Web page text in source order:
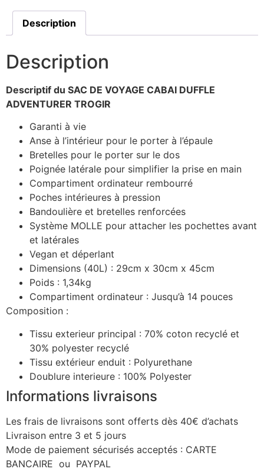
Description
Description
Descriptif du SAC DE VOYAGE CABAI DUFFLE
ADVENTURER TROGIR
Garanti à vie
Anse à l’intérieur pour le porter à l’épaule
Bretelles pour le porter sur le dos
Poignée latérale pour simplifier la prise en main
Compartiment ordinateur rembourré
Poches intérieures à pression
Bandoulière et bretelles renforcées
Système MOLLE pour attacher les pochettes avant
et latérales
Vegan et déperlant
Dimensions (40L) : 29cm x 30cm x 45cm
Poids : 1,34kg
Compartiment ordinateur : Jusqu’à 14 pouces
Composition :
Tissu exterieur principal : 70% coton recyclé et
30% polyester recyclé
Tissu extérieur enduit : Polyurethane
Doublure interieure : 100% Polyester
Informations livraisons
Les frais de livraisons sont offerts dès 40€ d’achats
Livraison entre 3 et 5 jours
Mode de paiement sécurisés acceptés : CARTE
BANCAIRE ou PAYPAL